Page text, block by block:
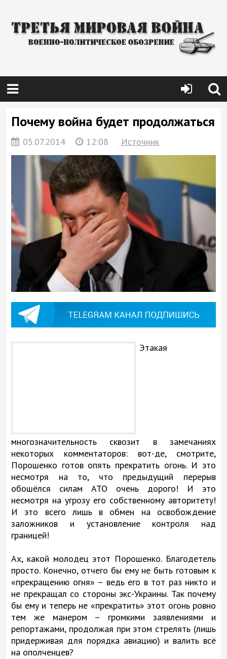
Почему война будет продолжаться
05.07.2014 12:08 Источник
Этакая
многозначительность сквозит в замечаниях
некоторых комментаторов: вот-де, смотрите,
Порошенко готов опять прекратить огонь. И это
несмотря на то, что предыдущий перерыв
обошёлся силам АТО очень дорого! И это
несмотря на угрозу его собственному авторитету!
И это всего лишь в обмен на освобождение
заложников и установление контроля над
границей!
Ах, какой молодец этот Порошенко. Благодетель
просто. Конечно, отчего бы ему не быть готовым к
«прекращению огня» – ведь его в тот раз никто и
не прекращал со стороны экс-Украины. Так почему
бы ему и теперь не «прекратить» этот огонь ровно
тем же манером – громкими заявлениями и
репортажами, продолжая при этом стрелять (лишь
придерживая для порядка авиацию) и валить всё
на ополченцев?